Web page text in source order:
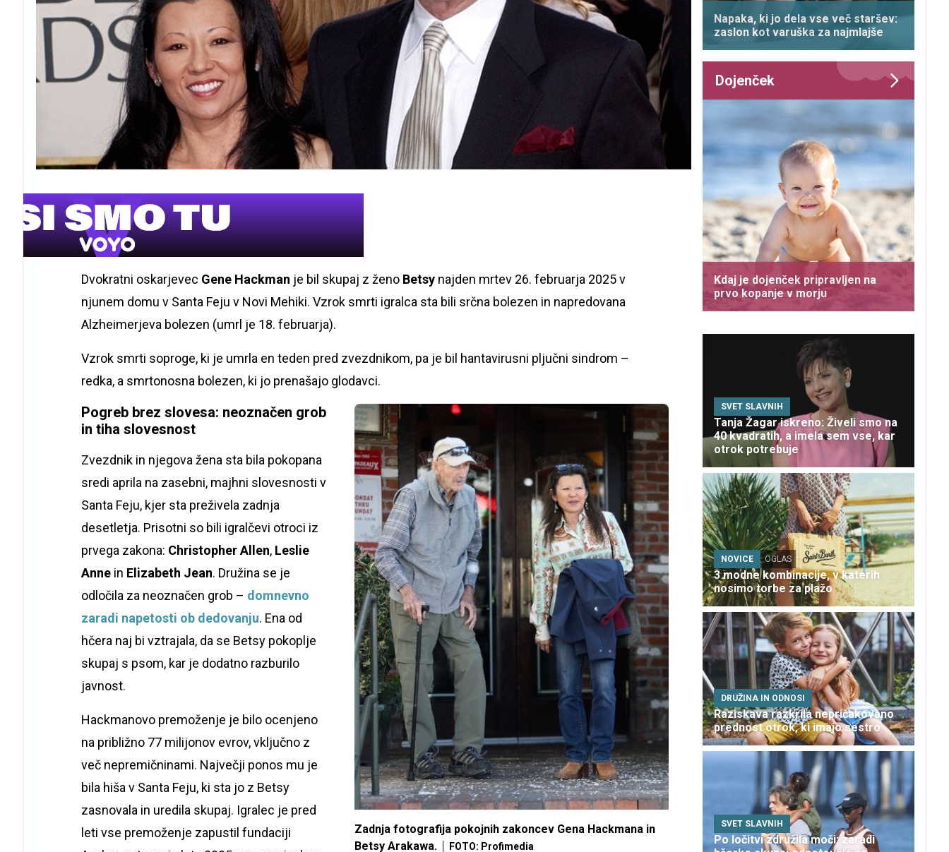
Dvokratni oskarjevec Gene Hackman je bil skupaj z ženo Betsy najden mrtev 26. februarja 2025 v
njunem domu v Santa Feju v Novi Mehiki. Vzrok smrti igralca sta bili srčna bolezen in napredovana
Alzheimerjeva bolezen (umrl je 18. februarja).
Vzrok smrti soproge, ki je umrla en teden pred zvezdnikom, pa je bil hantavirusni pljučni sindrom –
redka, a smrtonosna bolezen, ki jo prenašajo glodavci.
Zadnja fotografija pokojnih zakoncev Gena Hackmana in
Betsy Arakawa.
FOTO: Profimedia
Pogreb brez slovesa: neoznačen grob
in tiha slovesnost
Zvezdnik in njegova žena sta bila pokopana
sredi aprila na zasebni, majhni slovesnosti v
Santa Feju, kjer sta preživela zadnja
desetletja. Prisotni so bili igralčevi otroci iz
prvega zakona: Christopher Allen, Leslie
Anne in Elizabeth Jean. Družina se je
odločila za neoznačen grob – domnevno
zaradi napetosti ob dedovanju. Ena od
hčera naj bi vztrajala, da se Betsy pokoplje
skupaj s psom, kar je dodatno razburilo
javnost.
Hackmanovo premoženje je bilo ocenjeno
na približno 77 milijonov evrov, vključno z
več nepremičninami. Največji ponos mu je
bila hiša v Santa Feju, ki sta jo z Betsy
zasnovala in uredila skupaj. Igralec je pred
leti vse premoženje zapustil fundaciji
Napaka, ki jo dela vse več staršev:
zaslon kot varuška za najmlajše
Dojenček
Kdaj je dojenček pripravljen na
prvo kopanje v morju
SVET SLAVNIH
Tanja Žagar iskreno: Živeli smo na
40 kvadratih, a imela sem vse, kar
otrok potrebuje
NOVICE OGLAS
3 modne kombinacije, v katerih
nosimo torbe za plažo
DRUŽINA IN ODNOSI
Raziskava razkrila nepričakovano
prednost otrok, ki imajo sestro
SVET SLAVNIH
Po ločitvi združila moči: zaradi